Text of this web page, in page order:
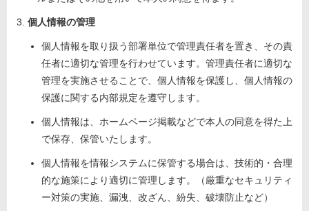
個人情報の管理
個人情報を取り扱う部署単位で管理責任者を置き、その責
任者に適切な管理を行わせています。管理責任者に適切な
管理を実施させることで、個人情報を保護し、個人情報の
保護に関する内部規定を遵守します。
個人情報は、ホームページ掲載などで本人の同意を得た上
で保存、保管いたします。
個人情報を情報システムに保管する場合は、技術的・合理
的な施策により適切に管理します。（厳重なセキュリティ
ー対策の実施、漏洩、改ざん、紛失、破壊防止など）